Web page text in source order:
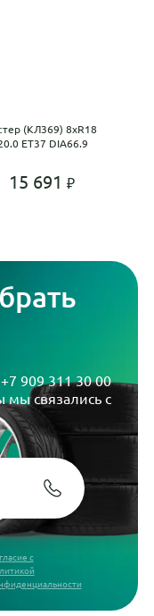
(КЛ369) 8xR18
ET37 DIA66.9
15 691
+7 909 311 30 00
мы связались с
с